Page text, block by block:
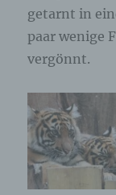
getarnt in
paar wenige
vergönnt.
unserer
diese Daten
begangene
Speicherung
Eine
grundsätzlich
Pflicht zur
der
Die